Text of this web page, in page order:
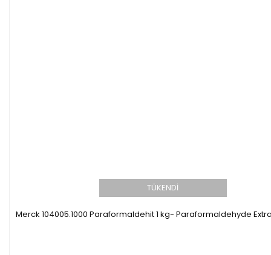
TÜKENDİ
Merck 104005.1000 Paraformaldehit 1 kg- Paraformaldehyde